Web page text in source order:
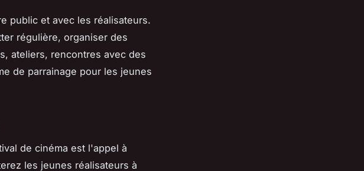
public et avec les réalisateurs.
régulière, organiser des
ateliers, rencontres avec des
de parrainage pour les jeunes
de cinéma est l'appel à
les jeunes réalisateurs à